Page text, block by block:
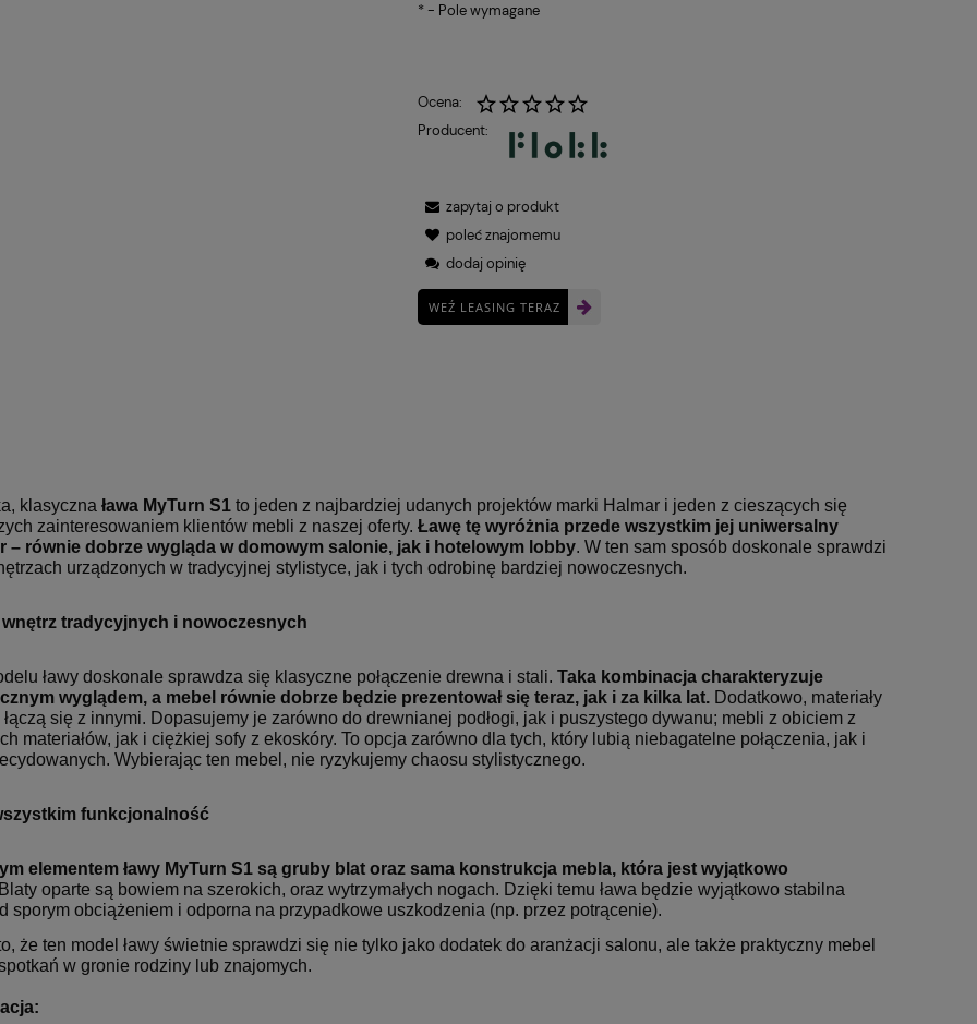
*- Pole wymagane
Ocena:
Producent:
zapytaj o produkt
poleć znajomemu
dodaj opinię
WEŹ LEASING TERAZ
klasyczna ława MyTurn S1 to jeden z najbardziej udanych projektów marki Halmar i jeden z cieszących się
zainteresowaniem klientów mebli z naszej oferty. Ławę tę wyróżnia przede wszystkim jej uniwersalny
– równie dobrze wygląda w domowym salonie, jak i hotelowym lobby. W ten sam sposób doskonale sprawdzi
urządzonych w tradycyjnej stylistyce, jak i tych odrobinę bardziej nowoczesnych.
tradycyjnych i nowoczesnych
ławy doskonale sprawdza się klasyczne połączenie drewna i stali. Taka kombinacja charakteryzuje
wyglądem, a mebel równie dobrze będzie prezentował się teraz, jak i za kilka lat. Dodatkowo, materiały
łączą się z innymi. Dopasujemy je zarówno do drewnianej podłogi, jak i puszystego dywanu; mebli z obiciem z
materiałów, jak i ciężkiej sofy z ekoskóry. To opcja zarówno dla tych, który lubią niebagatelne połączenia, jak i
Wybierając ten mebel, nie ryzykujemy chaosu stylistycznego.
funkcjonalność
elementem ławy MyTurn S1 są gruby blat oraz sama konstrukcja mebla, która jest wyjątkowo
oparte są bowiem na szerokich, oraz wytrzymałych nogach. Dzięki temu ława będzie wyjątkowo stabilna
sporym obciążeniem i odporna na przypadkowe uszkodzenia (np. przez potrącenie).
że ten model ławy świetnie sprawdzi się nie tylko jako dodatek do aranżacji salonu, ale także praktyczny mebel
w gronie rodziny lub znajomych.